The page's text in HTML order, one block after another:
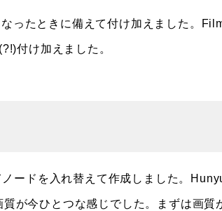
ったときに備えて付け加えました。
付け加えました。
ードを入れ替えて作成しました。
が今ひとつな感じでした。まずは画質